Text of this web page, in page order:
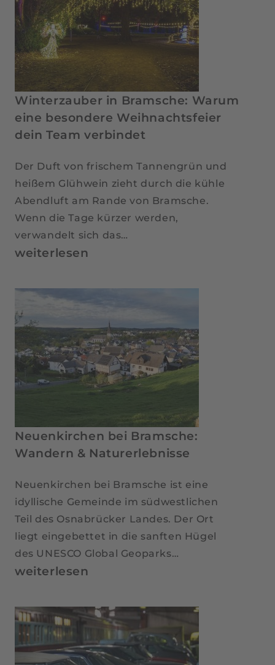
Winterzauber in Bramsche: Warum
eine besondere Weihnachtsfeier
dein Team verbindet
Der Duft von frischem Tannengrün und
heißem Glühwein zieht durch die kühle
Abendluft am Rande von Bramsche.
Wenn die Tage kürzer werden,
verwandelt sich das…
Winterzauber
Bramsche:
eine
besondere
Weihnachtsfeier
Team
weiterlesen
Neuenkirchen bei Bramsche:
Wandern & Naturerlebnisse
Neuenkirchen bei Bramsche ist eine
idyllische Gemeinde im südwestlichen
Teil des Osnabrücker Landes. Der Ort
liegt eingebettet in die sanften Hügel
des UNESCO Global Geoparks…
Neuenkirchen
Bramsche:
Wandern
&
Naturerlebnisse
weiterlesen